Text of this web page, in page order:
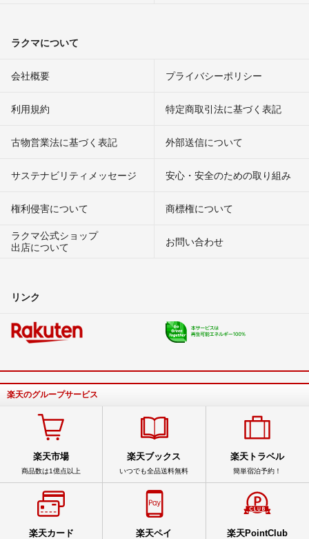
ラクマについて
会社概要 プライバシーポリシー
利用規約 特定商取引法に基づく表記
古物営業法に基づく表記 外部送信について
サステナビリティメッセージ 安心・安全のための取り組み
権利侵害について
商標権について
ラクマ公式ショップ
出店について
お問い合わせ
リンク
楽天のグループサービス
楽天市場
商品数は1億点以上
楽天ブックス
いつでも全品送料無料
楽天トラベル
簡単宿泊予約！
楽天カード 楽天ペイ 楽天PointClub